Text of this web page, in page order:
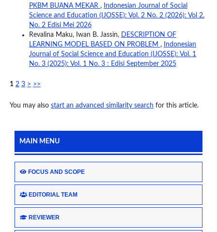
PKBM BUANA MEKAR ,
Indonesian Journal of Social
Science and Education (IJOSSE): Vol. 2 No. 2 (2026): Vol 2.
No. 2 Edisi Mei 2026
Revalina Maku, Iwan B. Jassin,
DESCRIPTION OF
LEARNING MODEL BASED ON PROBLEM ,
Indonesian
Journal of Social Science and Education (IJOSSE): Vol. 1
No. 3 (2025): Vol. 1 No. 3 : Edisi September 2025
1 2 3 > >>
You may also start an advanced similarity search for this article.
MAIN MENU
FOCUS AND SCOPE
EDITORIAL TEAM
REVIEWER